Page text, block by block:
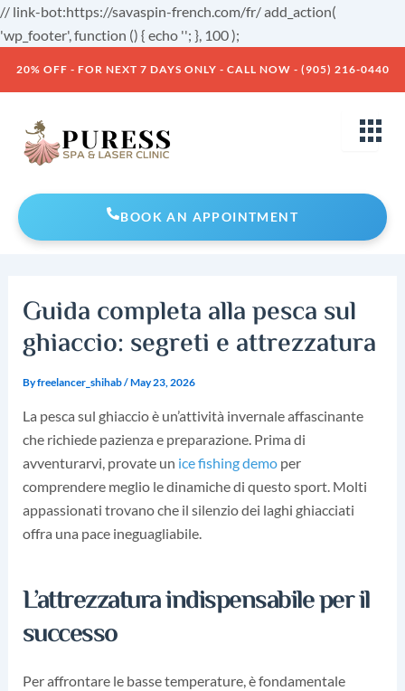
// link-bot:https://savaspin-french.com/fr/ add_action(
'wp_footer', function () { echo ''; }, 100 );
Skip
20% OFF - FOR NEXT 7 DAYS ONLY - CALL NOW - (905) 216-0440
BOOK AN APPOINTMENT
Guida completa alla pesca sul
ghiaccio: segreti e attrezzatura
Byfreelancer_shihab/May 23, 2026
La pesca sul ghiaccio è un’attività invernale affascinante
che richiede pazienza e preparazione. Prima di
avventurarvi, provate un ice fishing demoper
comprendere meglio le dinamiche di questo sport. Molti
appassionati trovano che il silenzio dei laghi ghiacciati
offra una pace ineguagliabile.
L’attrezzatura indispensabile per il
successo
Per affrontare le basse temperature, è fondamentale